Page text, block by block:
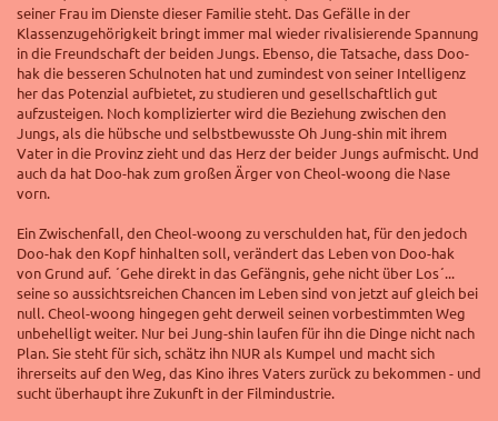
seiner Frau im Dienste dieser Familie steht. Das Gefälle in der
Klassenzugehörigkeit bringt immer mal wieder rivalisierende Spannung
in die Freundschaft der beiden Jungs. Ebenso, die Tatsache, dass Doo-
hak die besseren Schulnoten hat und zumindest von seiner Intelligenz
her das Potenzial aufbietet, zu studieren und gesellschaftlich gut
aufzusteigen. Noch komplizierter wird die Beziehung zwischen den
Jungs, als die hübsche und selbstbewusste Oh Jung-shin mit ihrem
Vater in die Provinz zieht und das Herz der beider Jungs aufmischt. Und
auch da hat Doo-hak zum großen Ärger von Cheol-woong die Nase
vorn.
Ein Zwischenfall, den Cheol-woong zu verschulden hat, für den jedoch
Doo-hak den Kopf hinhalten soll, verändert das Leben von Doo-hak
von Grund auf. ´Gehe direkt in das Gefängnis, gehe nicht über Los´...
seine so aussichtsreichen Chancen im Leben sind von jetzt auf gleich bei
null. Cheol-woong hingegen geht derweil seinen vorbestimmten Weg
unbehelligt weiter. Nur bei Jung-shin laufen für ihn die Dinge nicht nach
Plan. Sie steht für sich, schätz ihn NUR als Kumpel und macht sich
ihrerseits auf den Weg, das Kino ihres Vaters zurück zu bekommen - und
sucht überhaupt ihre Zukunft in der Filmindustrie.